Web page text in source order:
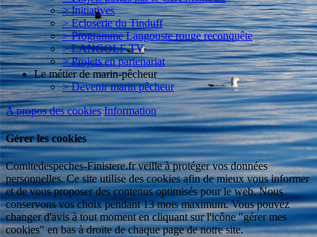
> Initiatives
> Ecloserie du Tinduff
> Programme Langouste rouge reconquête
> LANGOLF TV
> Projets en partenariat
Le métier de marin-pêcheur
> Devenir marin pêcheur
A propos des cookies Information
Gérer les cookies
Comitedespeches-Finistere.fr veille à protéger vos données
personnelles. Ce site utilise des cookies afin de mieux vous informer
et de vous proposer des contenus optimisés pour le web. Nous
conservons vos choix pendant 13 mois maximum. Vous pouvez
changer d'avis à tout moment en cliquant sur l'icône "gérer mes
cookies" en bas à droite de chaque page de notre site.